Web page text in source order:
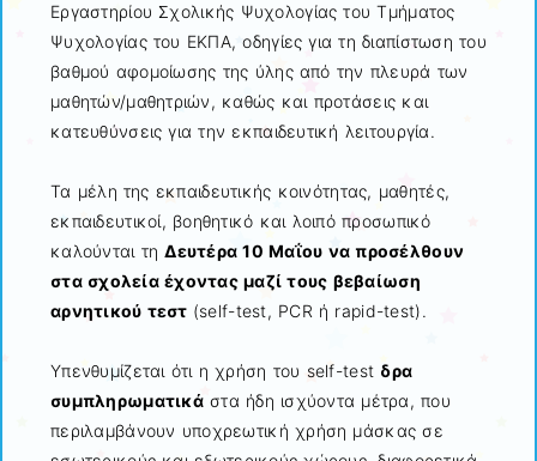
Εργαστηρίου Σχολικής Ψυχολογίας του Τμήματος
Ψυχολογίας του ΕΚΠΑ, οδηγίες για τη διαπίστωση του
βαθμού αφομοίωσης της ύλης από την πλευρά των
μαθητών/μαθητριών, καθώς και προτάσεις και
κατευθύνσεις για την εκπαιδευτική λειτουργία.
Τα μέλη της εκπαιδευτικής κοινότητας, μαθητές,
εκπαιδευτικοί, βοηθητικό και λοιπό προσωπικό
καλούνται τηΔευτέρα 10 Μαΐου να προσέλθουν
στα σχολεία έχοντας μαζί τους βεβαίωση
αρνητικού τεστ (self-test, PCR ή rapid-test).
Υπενθυμίζεται ότι η χρήση του self-test δρα
συμπληρωματικάστα ήδη ισχύοντα μέτρα, που
περιλαμβάνουν υποχρεωτική χρήση μάσκας σε